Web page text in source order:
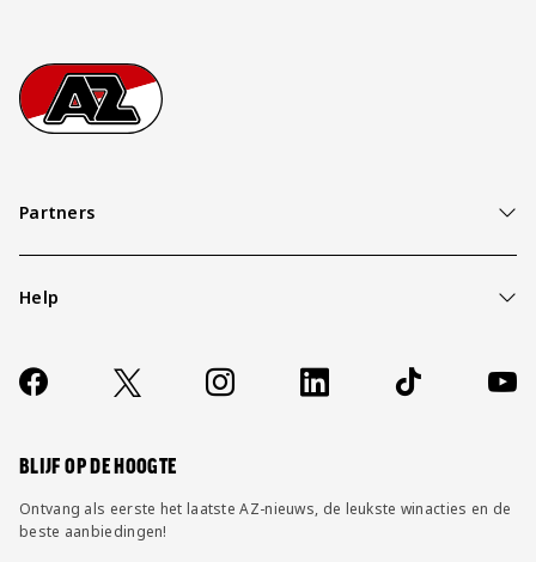
Footer
Ga naar onze homepage
Partners
Help
Contact
FAQ
Socials
https://www.facebook.com/AZAlkmaar
X Instagram LinkedIn TikTok
BLIJF OP DE HOOGTE
Ontvang als eerste het laatste AZ-nieuws, de leukste winacties en de
beste aanbiedingen!